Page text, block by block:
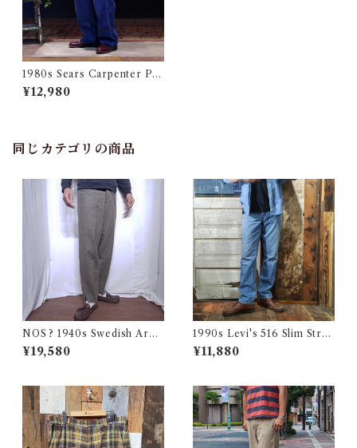
1980s Sears Carpenter Pan
ts / Made in USA W40 / シ
アーズ ペインター パンツ
¥12,980
同じカテゴリの商品
NOS ? 1940s Swedish Arm
y Wool Pants / デッドストッ
ク？ユーロ ミリタリー スウェ
¥19,580
1990s Levi's 516 Slim Strai
ght Made in CANADA 実寸
W32 L31.5 / リーバイス デニ
¥11,880